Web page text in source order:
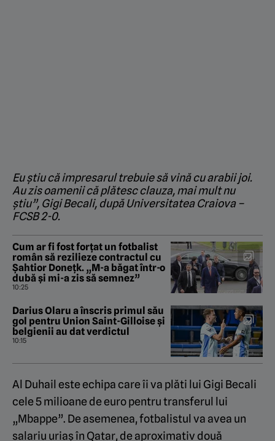
Eu știu că impresarul trebuie să vină cu arabii joi.
Au zis oamenii că plătesc clauza, mai mult nu
știu”, Gigi Becali, după Universitatea Craiova –
FCSB 2-0.
Cum ar fi fost forțat un fotbalist
român să rezilieze contractul cu
Șahtior Donețk. „M-a băgat într-o
dubă și mi-a zis să semnez”
10:25
Darius Olaru a înscris primul său
gol pentru Union Saint-Gilloise și
belgienii au dat verdictul
10:15
Al Duhail este echipa care îi va plăti lui Gigi Becali
cele 5 milioane de euro pentru transferul lui
„Mbappe”. De asemenea, fotbalistul va avea un
salariu uriaș în Qatar, de aproximativ două